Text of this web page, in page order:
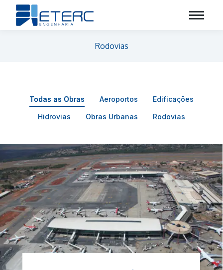
Rodovias
Todas as Obras Aeroportos Edificações
Hidrovias Obras Urbanas Rodovias